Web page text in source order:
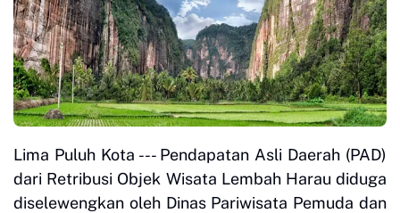
Lima Puluh Kota --- Pendapatan Asli Daerah (PAD)
dari Retribusi Objek Wisata Lembah Harau diduga
diselewengkan oleh Dinas Pariwisata Pemuda dan